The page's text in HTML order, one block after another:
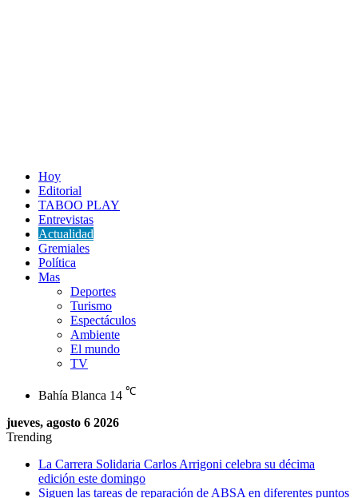
Hoy
Editorial
TABOO PLAY
Entrevistas
Actualidad
Gremiales
Política
Mas
Deportes
Turismo
Espectáculos
Ambiente
El mundo
TV
Bahía Blanca 14 ℃
jueves, agosto 6 2026
Trending
La Carrera Solidaria Carlos Arrigoni celebra su décima
edición este domingo
Siguen las tareas de reparación de ABSA en diferentes puntos